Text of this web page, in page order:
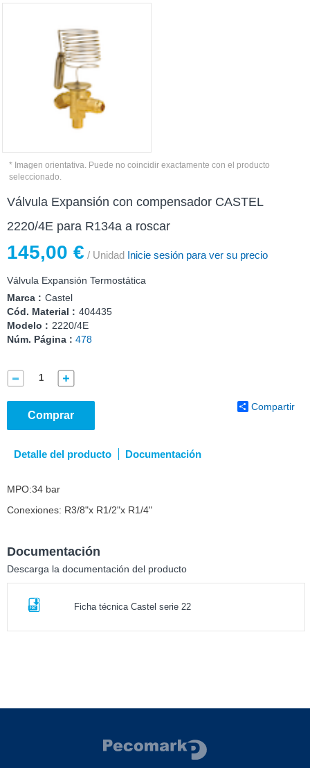
* Imagen orientativa. Puede no coincidir exactamente con el producto
seleccionado.
Válvula Expansión con compensador CASTEL
2220/4E para R134a a roscar
145,00 € / Unidad Inicie sesión para ver su precio
Válvula Expansión Termostática
Marca : Castel
Cód. Material : 404435
Modelo : 2220/4E
Núm. Página : 478
Comprar
Compartir
Detalle del producto Documentación
MPO:34 bar
Conexiones: R3/8"x R1/2"x R1/4"
Documentación
Descarga la documentación del producto
Ficha técnica Castel serie 22